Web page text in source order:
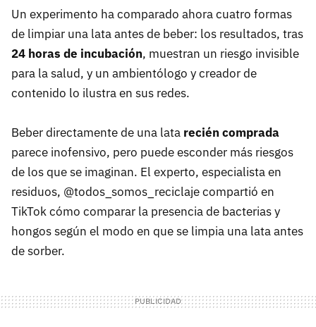
Un experimento ha comparado ahora cuatro formas
de limpiar una lata antes de beber: los resultados, tras
24 horas de incubación, muestran un riesgo invisible
para la salud, y un ambientólogo y creador de
contenido lo ilustra en sus redes.
Beber directamente de una lata recién comprada
parece inofensivo, pero puede esconder más riesgos
de los que se imaginan. El experto, especialista en
residuos, @todos_somos_reciclaje compartió en
TikTok cómo comparar la presencia de bacterias y
hongos según el modo en que se limpia una lata antes
de sorber.